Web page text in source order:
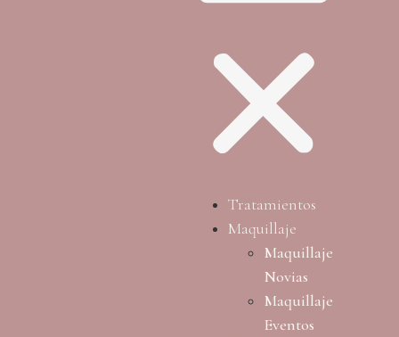
Tratamientos
Maquillaje
Maquillaje
Novias
Maquillaje
Eventos